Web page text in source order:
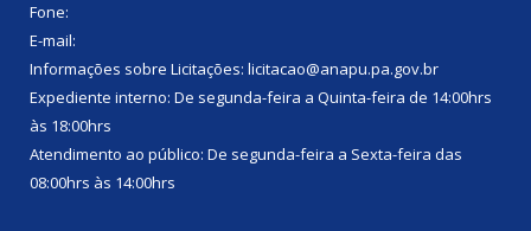
Fone:
E-mail:
Informações sobre Licitações: licitacao@anapu.pa.gov.br
Expediente interno: De segunda-feira a Quinta-feira de 14:00hrs
às 18:00hrs
Atendimento ao público: De segunda-feira a Sexta-feira das
08:00hrs às 14:00hrs